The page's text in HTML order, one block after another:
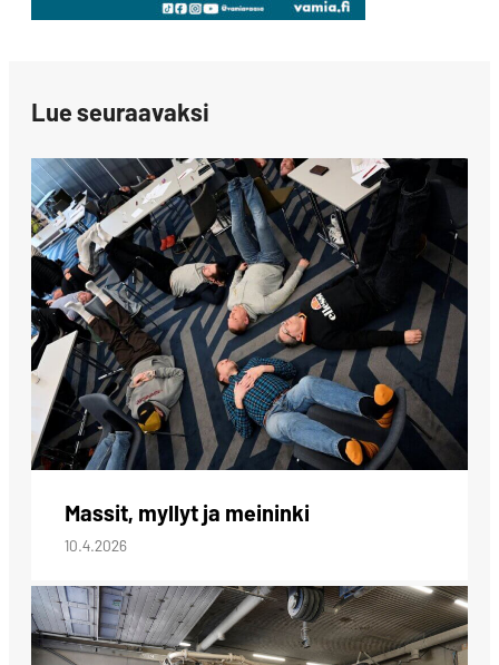
Lue seuraavaksi
Massit, myllyt ja meininki
10.4.2026